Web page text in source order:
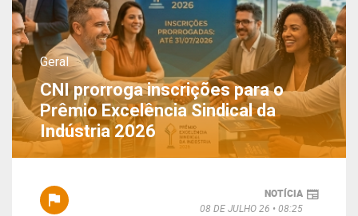
Geral
CNI prorroga inscrições para o
Prêmio Excelência Sindical da
Indústria 2026
NOTÍCIA
08 DE JULHO 26
08:25